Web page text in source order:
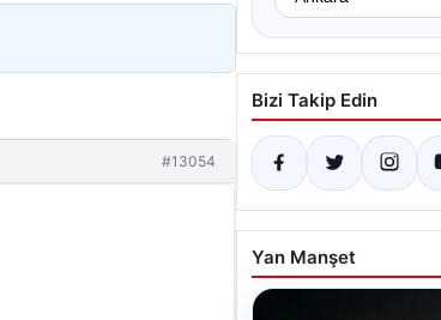
#13054
Bizi Takip Edin
Yan Manşet